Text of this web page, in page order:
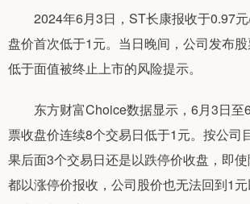
2024年6月3日，ST长康报收于0.97元
盘价首次低于1元。当日晚间，公司发布
低于面值被终止上市的风险提示。
东方财富Choice数据显示，6月3日至
票收盘价连续8个交易日低于1元。按公司
果后面3个交易日还是以跌停价收盘，即
都以涨停价报收，公司股价也无法回到1